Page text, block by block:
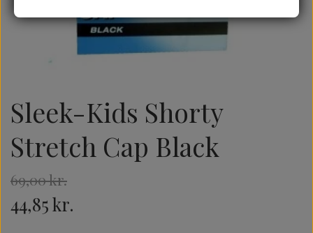
Sleek-Kids Shorty
Stretch Cap Black
69,00 kr.
44,85 kr.